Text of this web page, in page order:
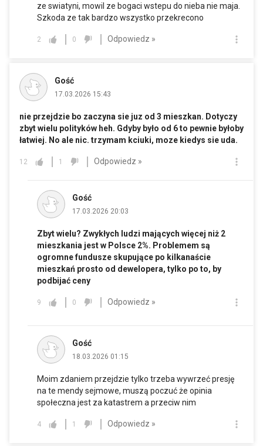
ze swiatyni, mowil ze bogaci wstepu do nieba nie maja.
Szkoda ze tak bardzo wszystko przekrecono
2 0 Odpowiedz »
Gość
17.03.2026 15:43
nie przejdzie bo zaczyna sie juz od 3 mieszkan. Dotyczy
zbyt wielu polityków heh. Gdyby było od 6 to pewnie byłoby
łatwiej. No ale nic. trzymam kciuki, moze kiedys sie uda.
12 1 Odpowiedz »
Gość
17.03.2026 20:03
Zbyt wielu? Zwykłych ludzi mających więcej niż 2
mieszkania jest w Polsce 2%. Problemem są
ogromne fundusze skupujące po kilkanaście
mieszkań prosto od dewelopera, tylko po to, by
podbijać ceny
9 0 Odpowiedz »
Gość
18.03.2026 01:15
Moim zdaniem przejdzie tylko trzeba wywrzeć presję
na te mendy sejmowe, muszą poczuć że opinia
społeczna jest za katastrem a przeciw nim
4 1 Odpowiedz »